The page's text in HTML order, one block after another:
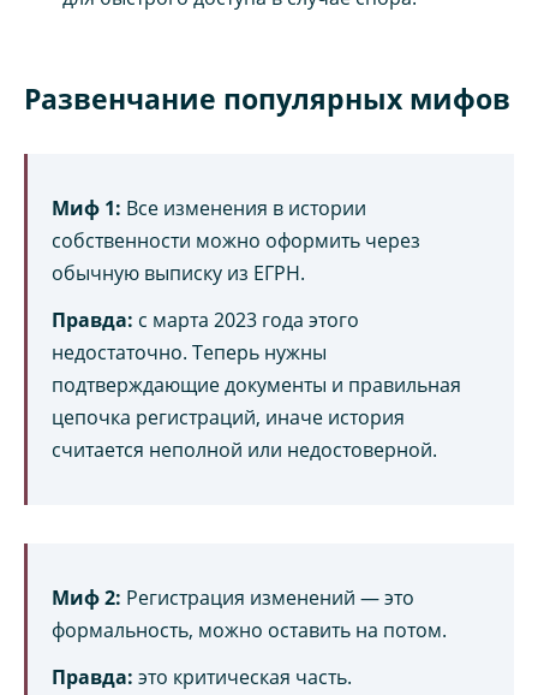
Развенчание популярных мифов
Миф 1: Все изменения в истории
собственности можно оформить через
обычную выписку из ЕГРН.
Правда: с марта 2023 года этого
недостаточно. Теперь нужны
подтверждающие документы и правильная
цепочка регистраций, иначе история
считается неполной или недостоверной.
Миф 2: Регистрация изменений — это
формальность, можно оставить на потом.
Правда: это критическая часть.